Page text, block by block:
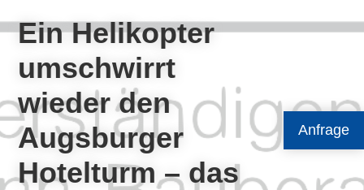
Anfrage
Ein Helikopter
umschwirrt
wieder den
Augsburger
Hotelturm – das